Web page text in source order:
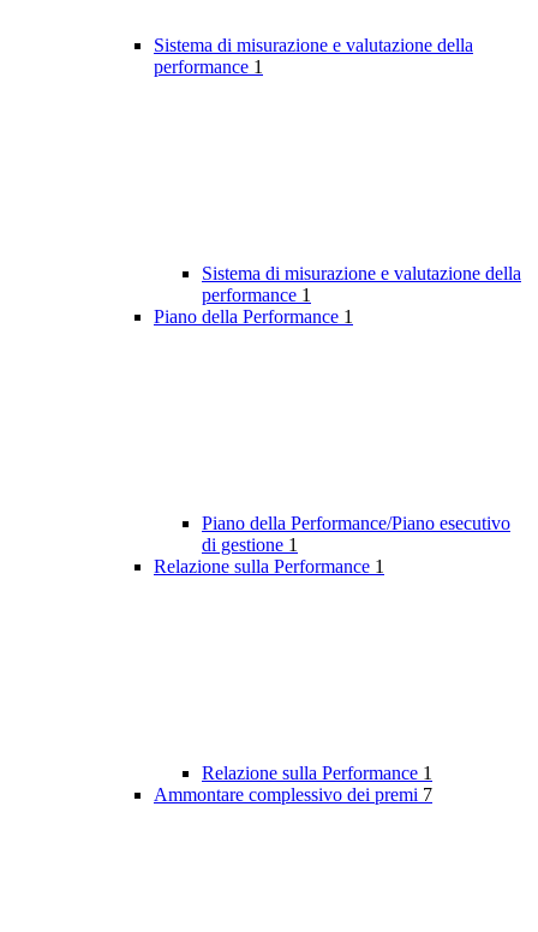
Sistema di misurazione e valutazione della
performance 1
Sistema di misurazione e valutazione della
performance 1
Piano della Performance 1
Piano della Performance/Piano esecutivo
di gestione 1
Relazione sulla Performance 1
Relazione sulla Performance 1
Ammontare complessivo dei premi 7